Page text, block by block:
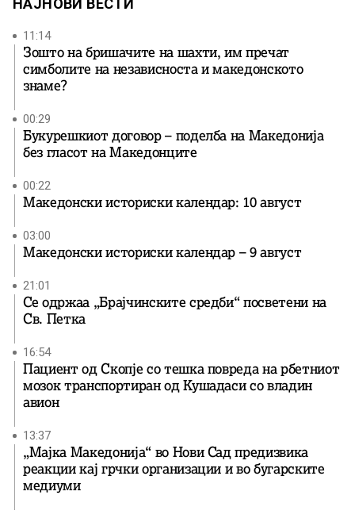
НАЈНОВИ ВЕСТИ
11:14
Зошто на бришачите на шахти, им пречат
симболите на независноста и македонското
знаме?
00:29
Букурешкиот договор – поделба на Македонија
без гласот на Македонците
00:22
Македонски историски календар: 10 август
03:00
Македонски историски календар – 9 август
21:01
Се одржаа „Брајчинските средби“ посветени на
Св. Петка
16:54
Пациент од Скопје со тешка повреда на рбетниот
мозок транспортиран од Кушадаси со владин
авион
13:37
„Мајка Македонија“ во Нови Сад предизвика
реакции кај грчки организации и во бугарските
медиуми